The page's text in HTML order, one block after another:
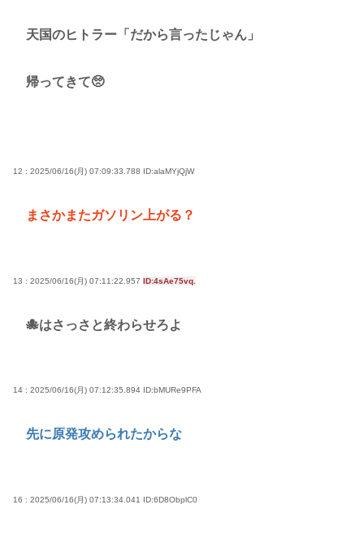
天国のヒトラー「だから言ったじゃん」
帰ってきて🥺
12 : 2025/06/16(月) 07:09:33.788 ID:alaMYjQjW
まさかまたガソリン上がる？
13 : 2025/06/16(月) 07:11:22.957 ID:4sAe75vq.
🐙はさっさと終わらせろよ
14 : 2025/06/16(月) 07:12:35.894 ID:bMURe9PFA
先に原発攻められたからな
16 : 2025/06/16(月) 07:13:34.041 ID:6D8ObplC0